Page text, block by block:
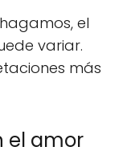
el
variar.
más
el amor